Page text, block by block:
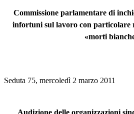
Commissione parlamentare di
infortuni sul lavoro con particolare
«morti
Seduta 75, mercoledì 2 marzo 2011
Audizione delle organizzazioni